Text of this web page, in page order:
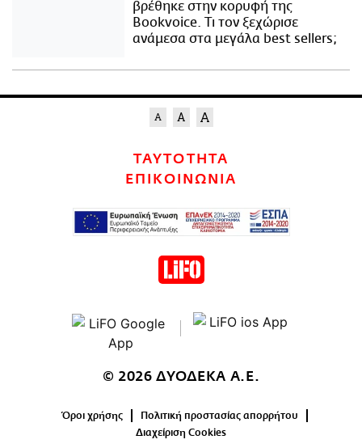
βρέθηκε στην κορυφή της
Bookvoice. Τι τον ξεχώρισε
ανάμεσα στα μεγάλα best sellers;
ΤΑΥΤΟΤΗΤΑ
ΕΠΙΚΟΙΝΩΝΙΑ
© 2026 ΔΥΟΔΕΚΑ Α.Ε.
Όροι χρήσης
Πολιτική προστασίας απορρήτου
Διαχείριση Cookies